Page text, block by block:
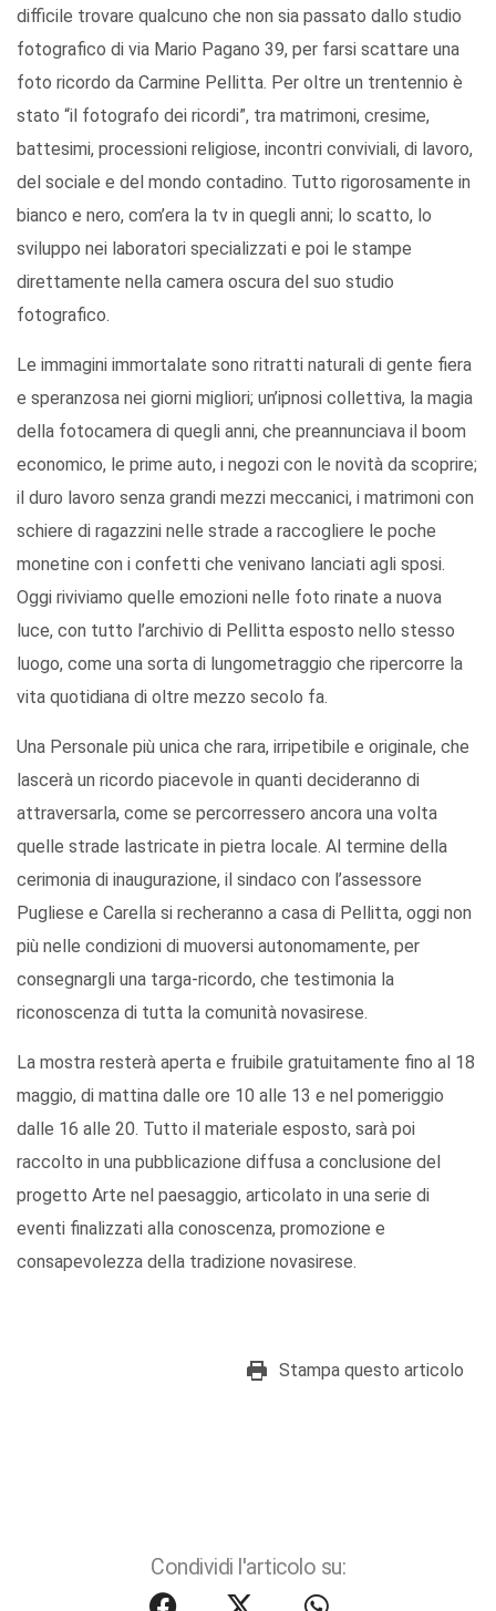
difficile trovare qualcuno che non sia passato dallo studio
fotografico di via Mario Pagano 39, per farsi scattare una
foto ricordo da Carmine Pellitta. Per oltre un trentennio è
stato “il fotografo dei ricordi”, tra matrimoni, cresime,
battesimi, processioni religiose, incontri conviviali, di lavoro,
del sociale e del mondo contadino. Tutto rigorosamente in
bianco e nero, com’era la tv in quegli anni; lo scatto, lo
sviluppo nei laboratori specializzati e poi le stampe
direttamente nella camera oscura del suo studio
fotografico.
Le immagini immortalate sono ritratti naturali di gente fiera
e speranzosa nei giorni migliori; un’ipnosi collettiva, la magia
della fotocamera di quegli anni, che preannunciava il boom
economico, le prime auto, i negozi con le novità da scoprire;
il duro lavoro senza grandi mezzi meccanici, i matrimoni con
schiere di ragazzini nelle strade a raccogliere le poche
monetine con i confetti che venivano lanciati agli sposi.
Oggi riviviamo quelle emozioni nelle foto rinate a nuova
luce, con tutto l’archivio di Pellitta esposto nello stesso
luogo, come una sorta di lungometraggio che ripercorre la
vita quotidiana di oltre mezzo secolo fa.
Una Personale più unica che rara, irripetibile e originale, che
lascerà un ricordo piacevole in quanti decideranno di
attraversarla, come se percorressero ancora una volta
quelle strade lastricate in pietra locale. Al termine della
cerimonia di inaugurazione, il sindaco con l’assessore
Pugliese e Carella si recheranno a casa di Pellitta, oggi non
più nelle condizioni di muoversi autonomamente, per
consegnargli una targa-ricordo, che testimonia la
riconoscenza di tutta la comunità novasirese.
La mostra resterà aperta e fruibile gratuitamente fino al 18
maggio, di mattina dalle ore 10 alle 13 e nel pomeriggio
dalle 16 alle 20. Tutto il materiale esposto, sarà poi
raccolto in una pubblicazione diffusa a conclusione del
progetto Arte nel paesaggio, articolato in una serie di
eventi finalizzati alla conoscenza, promozione e
consapevolezza della tradizione novasirese.
Stampa questo articolo
Condividi l'articolo su: